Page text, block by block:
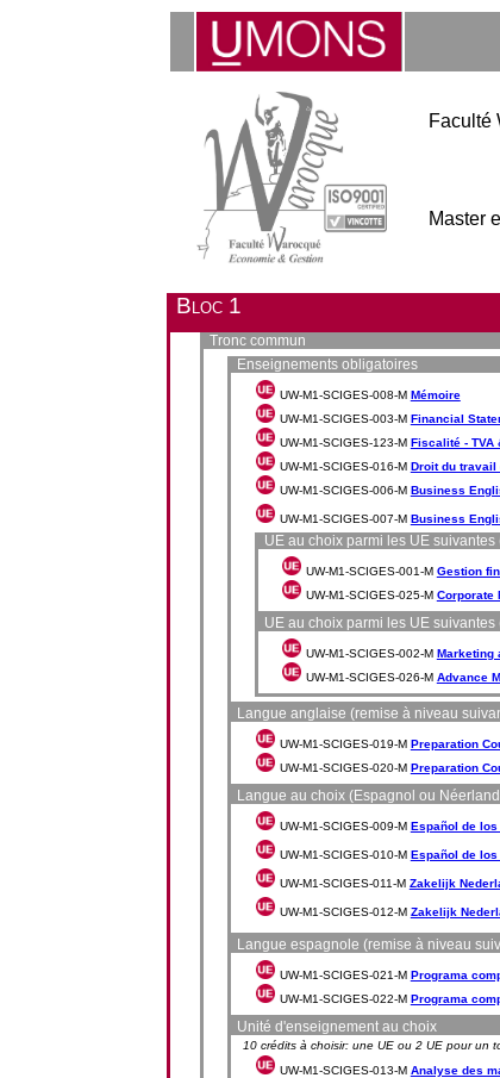
Faculté
Master
Bloc 1
Tronc commun
Enseignements obligatoires
UW-M1-SCIGES-008-M Mémoire
UW-M1-SCIGES-003-M Financial
UW-M1-SCIGES-123-M Fiscalité - TVA
UW-M1-SCIGES-016-M Droit du
UW-M1-SCIGES-006-M Business
UW-M1-SCIGES-007-M Business
UE au choix parmi les UE
UW-M1-SCIGES-001-M Gestion
UW-M1-SCIGES-025-M Corporate
UE au choix parmi les UE
UW-M1-SCIGES-002-M Marketing
UW-M1-SCIGES-026-M Advance
Langue anglaise (remise à niveau
UW-M1-SCIGES-019-M Preparation
UW-M1-SCIGES-020-M Preparation
Langue au choix (Espagnol ou
UW-M1-SCIGES-009-M Español de los
UW-M1-SCIGES-010-M Español de los
UW-M1-SCIGES-011-M Zakelijk
UW-M1-SCIGES-012-M Zakelijk
Langue espagnole (remise à niveau
UW-M1-SCIGES-021-M Programa
UW-M1-SCIGES-022-M Programa
Unité d'enseignement au choix
10 crédits à choisir: une UE ou 2 UE pour un
UW-M1-SCIGES-013-M Analyse des